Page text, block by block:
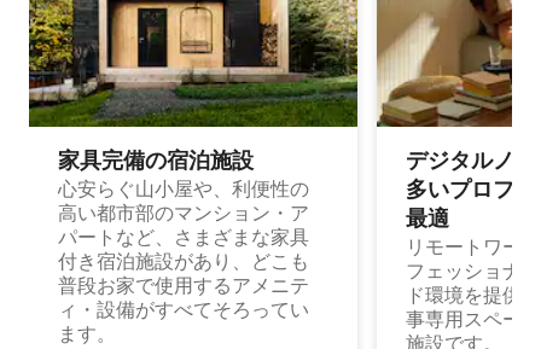
家具完備の宿⁠泊⁠施⁠設
心安らぐ山小屋や、利便性の
高い都市部のマンション・ア
パートなど、さまざまな家具
付き宿泊施設があり、どこも
普段お家で使用するアメニテ
ィ・設備がすべてそろってい
ます。
デジタルノ
多⁠いプ⁠ロ⁠フ⁠
最⁠適
リモートワー
フェッショナ
ド環境を提供
事専用スペー
施設です。